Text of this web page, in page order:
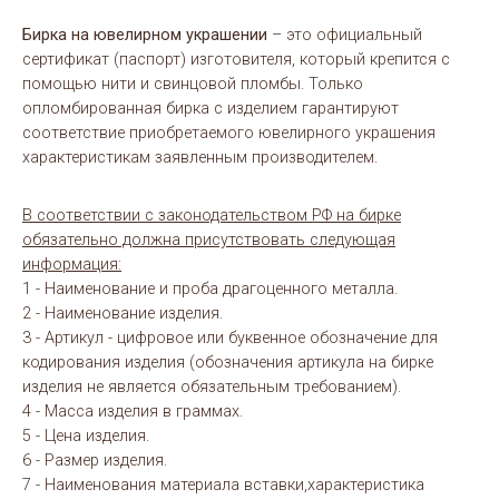
Бирка на ювелирном украшении – это официальный
сертификат (паспорт) изготовителя, который крепится с
помощью нити и свинцовой пломбы. Только
опломбированная бирка с изделием гарантируют
соответствие приобретаемого ювелирного украшения
характеристикам заявленным производителем.
В соответствии с законодательством РФ на бирке
обязательно должна присутствовать следующая
информация:
1 - Наименование и проба драгоценного металла.
2 - Наименование изделия.
3 - Артикул - цифровое или буквенное обозначение для
кодирования изделия (обозначения артикула на бирке
изделия не является обязательным требованием).
4 - Масса изделия в граммах.
5 - Цена изделия.
6 - Размер изделия.
7 - Наименования материала вставки,характеристика